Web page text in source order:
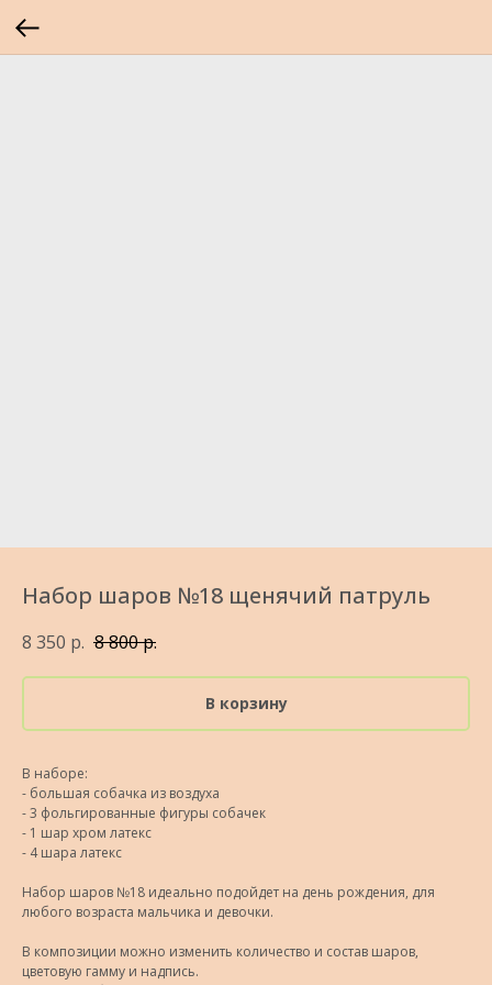
Набор шаров №18 щенячий патруль
8 350 р. 8 800р.
В корзину
В наборе:
- большая собачка из воздуха
- 3 фольгированные фигуры собачек
- 1 шар хром латекс
- 4 шара латекс
Набор шаров №18 идеально подойдет на день рождения, для
любого возраста мальчика и девочки.
В композиции можно изменить количество и состав шаров,
цветовую гамму и надпись.